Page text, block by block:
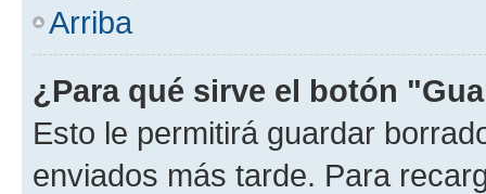
Arriba
¿Para qué sirve el botón
Esto le permitirá guardar
enviados más tarde. Para